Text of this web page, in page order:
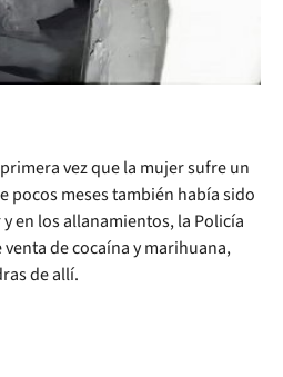
vez que la mujer sufre un
pocos meses también había sido
en los allanamientos, la Policía
de cocaína y marihuana,
de allí.